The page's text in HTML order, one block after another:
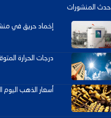
احدث المنشورات
إخماد حريق في
درجات الحرارة
أسعار الذهب اليوم